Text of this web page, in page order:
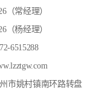
（常经理）
（杨经理）
6515288
市姚村镇南环路转盘